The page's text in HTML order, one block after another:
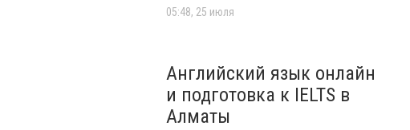
05:48, 25 июля
Английский язык онлайн
и подготовка к IELTS в
Алматы